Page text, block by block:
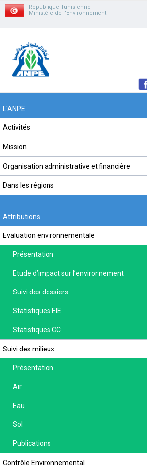
République Tunisienne
Ministère de l'Environnement
L'ANPE
Activités
Mission
Organisation administrative et financière
Dans les régions
Attributions
Evaluation environnementale
Présentation
Etude d’impact sur l’environnement
Suivi des dossiers
Statistiques EIE
Statistiques CC
Suivi des milieux
Présentation
Air
Eau
Sol
Publications
Contrôle Environnemental